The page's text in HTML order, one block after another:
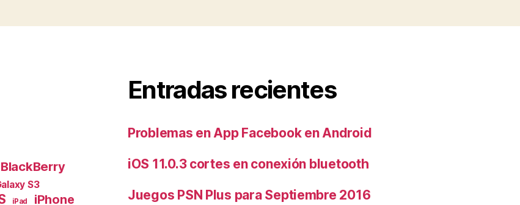
BlackBerry
S3
iPad iPhone
Entradas recientes
Problemas en App Facebook en Android
iOS 11.0.3 cortes en conexión bluetooth
Juegos PSN Plus para Septiembre 2016